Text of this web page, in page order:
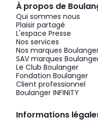
À propos de
Qui sommes nous
Plaisir partagé
L'espace Presse
Nos services
Nos marques
SAV marques
Le Club Boulanger
Fondation Boulanger
Client professionnel
Boulanger INFINITY
Informations